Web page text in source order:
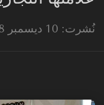
10 ديسمبر 2018